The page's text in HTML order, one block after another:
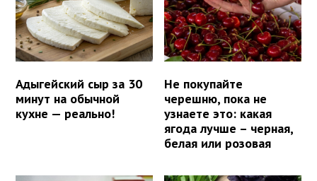
Адыгейский сыр за 30
минут на обычной
кухне — реально!
Не покупайте
черешню, пока не
узнаете это: какая
ягода лучше – черная,
белая или розовая